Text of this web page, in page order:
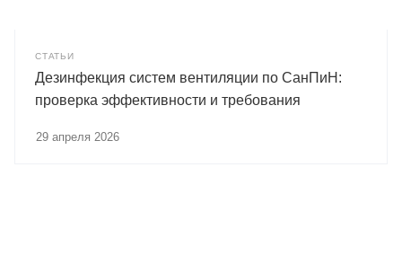
СТАТЬИ
Дезинфекция систем вентиляции по СанПиН:
проверка эффективности и требования
29 апреля 2026